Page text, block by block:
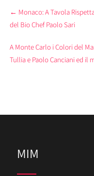
Post
navigation
← Monaco: A Tavola
del Bio Chef Paolo Sari
A Monte Carlo i Colori del
Tullia e Paolo Canciani ed il
MIM